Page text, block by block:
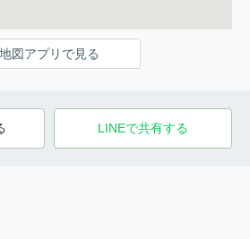
地図アプリで見る
LINEで共有する